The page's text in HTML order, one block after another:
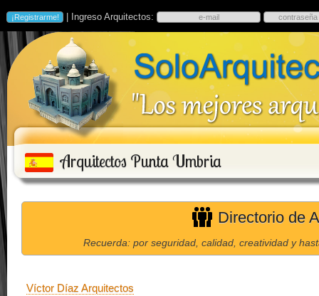
| Ingreso Arquitectos:
Arquitectos Punta Umbria
Directorio de
Recuerda: por seguridad, calidad, creatividad y
Víctor Díaz Arquitectos